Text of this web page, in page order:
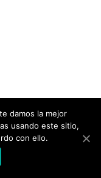
damos la mejor
usando este sitio,
con ello.